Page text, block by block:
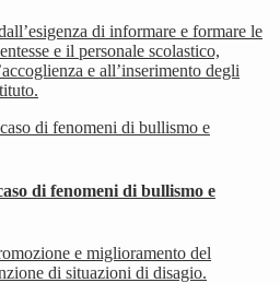
di informare e formare le
e il personale scolastico,
e all’inserimento degli
di fenomeni di bullismo e
e miglioramento del
di situazioni di disagio.